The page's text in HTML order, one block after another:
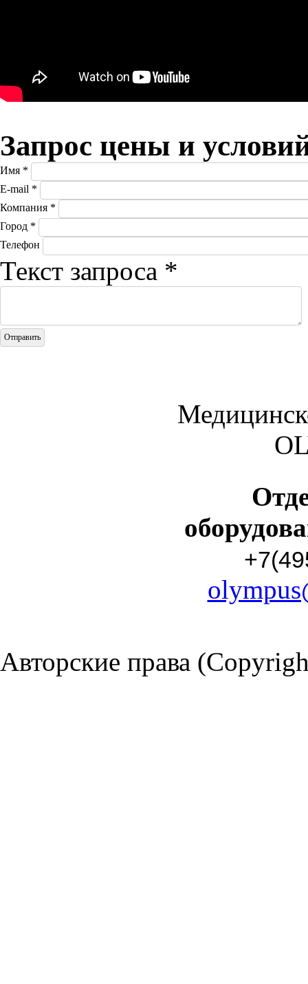
Запрос цены и
Имя *
E-mail *
Компания *
Город *
Телефон
Текст запроса *
Авторские права